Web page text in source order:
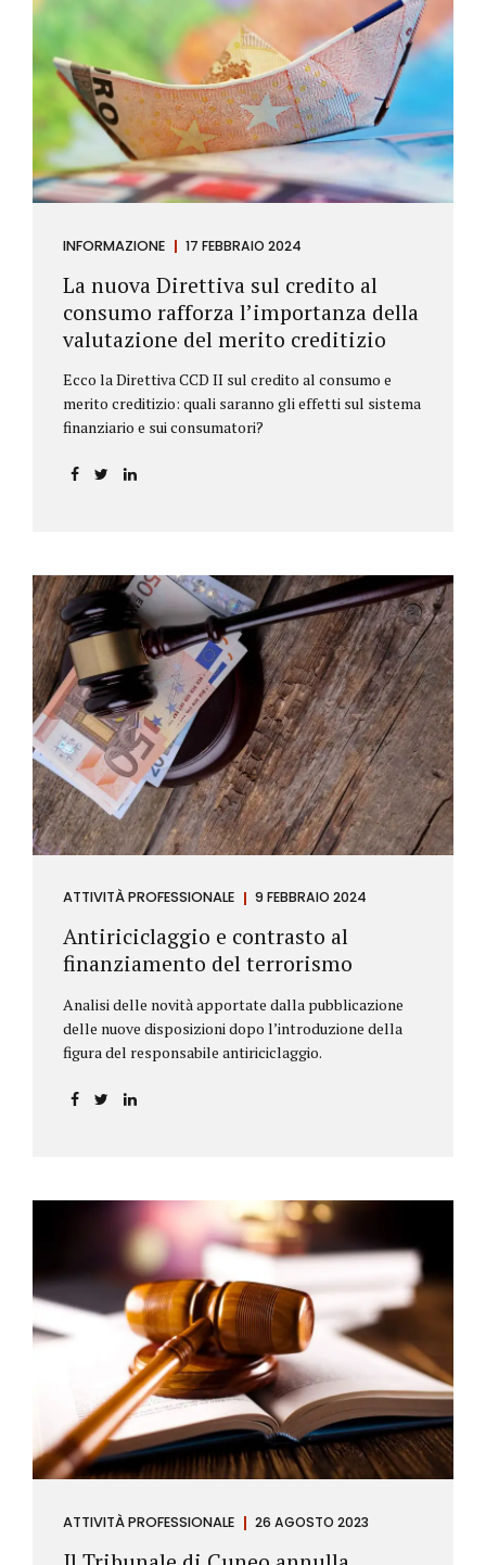
INFORMAZIONE 17 FEBBRAIO 2024
La nuova Direttiva sul credito al
consumo rafforza l’importanza della
valutazione del merito creditizio
Ecco la Direttiva CCD II sul credito al consumo e
merito creditizio: quali saranno gli effetti sul sistema
finanziario e sui consumatori?
ATTIVITÀ PROFESSIONALE 9 FEBBRAIO 2024
Antiriciclaggio e contrasto al
finanziamento del terrorismo
Analisi delle novità apportate dalla pubblicazione
delle nuove disposizioni dopo l’introduzione della
figura del responsabile antiriciclaggio.
ATTIVITÀ PROFESSIONALE 26 AGOSTO 2023